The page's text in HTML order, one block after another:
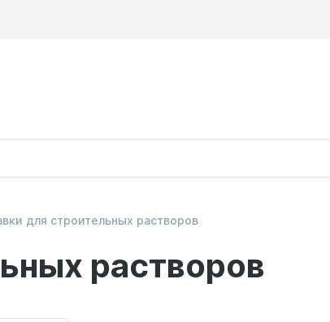
растворов
для строительных растворов